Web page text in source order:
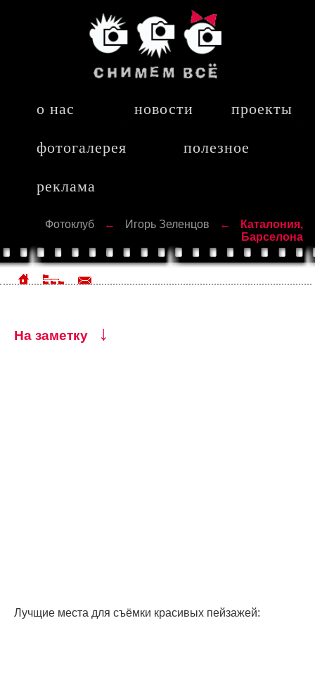
о нас новости проекты
фотогалерея полезное
реклама
Фотоклуб ← Игорь Зеленцов ←
Каталония,
Барселона
На заметку ↓
Лучщие места для съёмки красивых пейзажей: